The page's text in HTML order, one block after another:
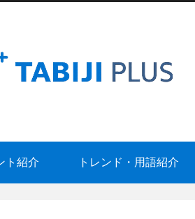
ト紹介 トレンド・用語紹介